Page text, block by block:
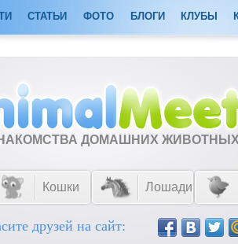
СТАТЬИ ФОТО БЛОГИ КЛУБЫ
ДОМАШНИХ
Кошки Лошади
друзей на сайт: